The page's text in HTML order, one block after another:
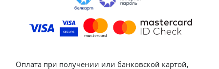
Оплата при получении или банковской картой,